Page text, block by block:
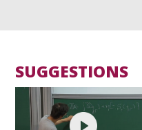
SUGGESTIONS